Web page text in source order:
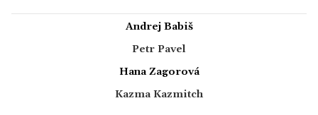
Andrej Babiš
Petr Pavel
Hana Zagorová
Kazma Kazmitch